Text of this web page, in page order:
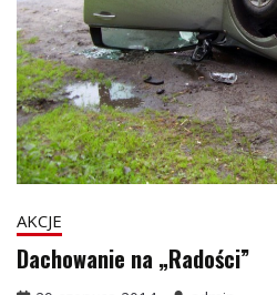
AKCJE
Dachowanie na „Radości”